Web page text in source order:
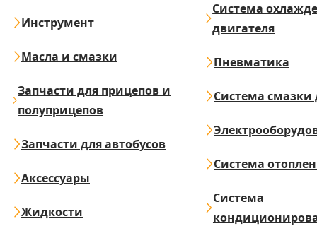
Инструмент
Масла и смазки
Запчасти для прицепов и
полуприцепов
Запчасти для автобусов
Аксессуары
Жидкости
Система
двигателя
Пневматика
Система смазки
Система
Система